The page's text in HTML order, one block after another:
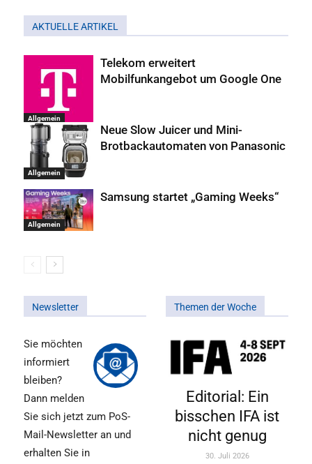
AKTUELLE ARTIKEL
Allgemein
Telekom erweitert
Mobilfunkangebot um Google One
Allgemein
Neue Slow Juicer und Mini-
Brotbackautomaten von Panasonic
Allgemein
Samsung startet „Gaming Weeks“
Newsletter
Sie möchten
informiert
bleiben?
Dann melden
Sie sich jetzt zum PoS-
Mail-Newsletter an und
erhalten Sie in
Themen der Woche
Editorial: Ein
bisschen IFA ist
nicht genug
30. Juli 2026